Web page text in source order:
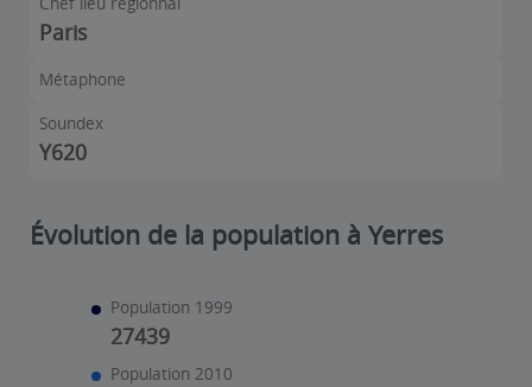
Paris
Métaphone
Soundex
Y620
Évolution de la population à Yerres
Population 1999
27439
Population 2010